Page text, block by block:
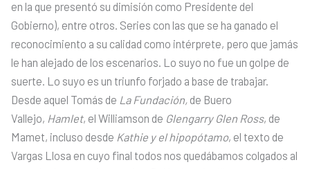
en la que presentó su dimisión como Presidente del
Gobierno), entre otros. Series con las que se ha ganado el
reconocimiento a su calidad como intérprete, pero que jamás
le han alejado de los escenarios. Lo suyo no fue un golpe de
suerte. Lo suyo es un triunfo forjado a base de trabajar.
Desde aquel Tomás de La Fundación, de Buero
Vallejo, Hamlet, el Williamson de Glengarry Glen Ross, de
Mamet, incluso desde Kathie y el hipopótamo, el texto de
Vargas Llosa en cuyo final todos nos quedábamos colgados al